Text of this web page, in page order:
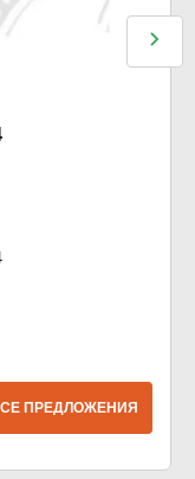
ПРЕДЛОЖЕНИЯ